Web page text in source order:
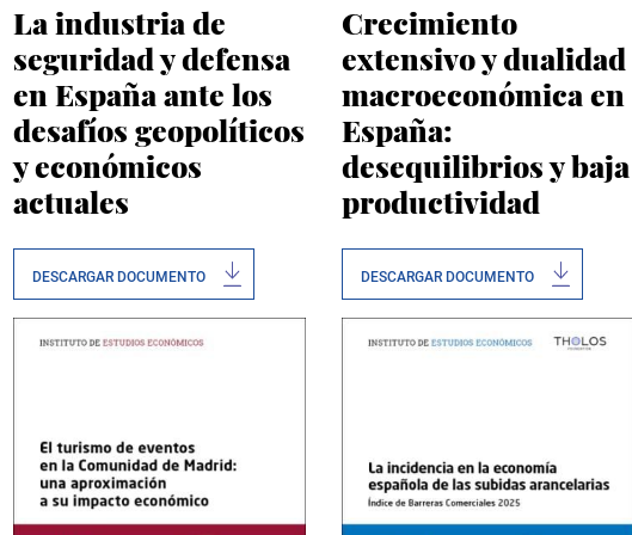
La industria de
seguridad y defensa
en España ante los
desafíos geopolíticos
y económicos
actuales
DESCARGAR DOCUMENTO
Crecimiento
extensivo y dualidad
macroeconómica en
España:
desequilibrios y baja
productividad
DESCARGAR DOCUMENTO